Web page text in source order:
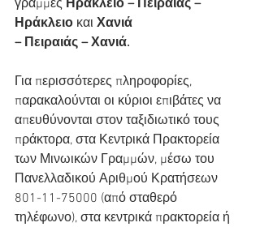
γραμμές Ηράκλειο – Πειραιάς –
Ηράκλειο και Χανιά
– Πειραιάς – Χανιά.
Για περισσότερες πληροφορίες,
παρακαλούνται οι κύριοι επιβάτες να
απευθύνονται στον ταξιδιωτικό τους
πράκτορα, στα Κεντρικά Πρακτορεία
των Μινωικών Γραμμών, μέσω του
Πανελλαδικού Αριθμού Κρατήσεων
801-11-75000 (από σταθερό
τηλέφωνο), στα κεντρικά πρακτορεία ή